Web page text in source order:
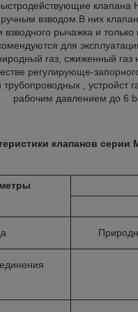
взводом.В них
рычажка и только
для
газ, сжиженный газ
регулирующе-
трубопроводных , устройст
рабочим давлением до 6
клапанов серии